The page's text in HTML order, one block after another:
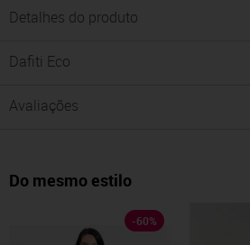
Detalhes do produto
Dafiti Eco
Avaliações
Do mesmo estilo
-60%